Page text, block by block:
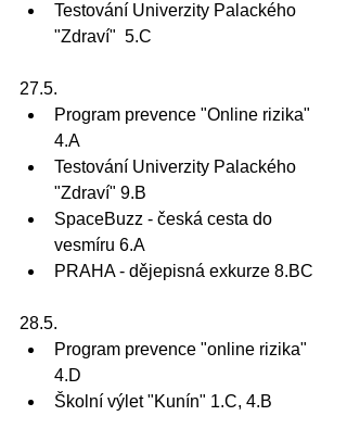
Testování Univerzity Palackého
"Zdraví"  5.C
27.5.
Program prevence "Online rizika"
4.A
Testování Univerzity Palackého
"Zdraví" 9.B
SpaceBuzz - česká cesta do
vesmíru 6.A
PRAHA - dějepisná exkurze 8.BC
28.5.
Program prevence "online rizika"
4.D
Školní výlet "Kunín" 1.C, 4.B